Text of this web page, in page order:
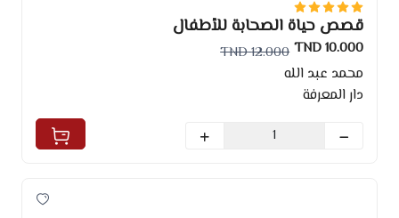
قصص حياة الصحابة للأطفال
10.000 TND
12.000 TND
محمد عبد الله
دار المعرفة